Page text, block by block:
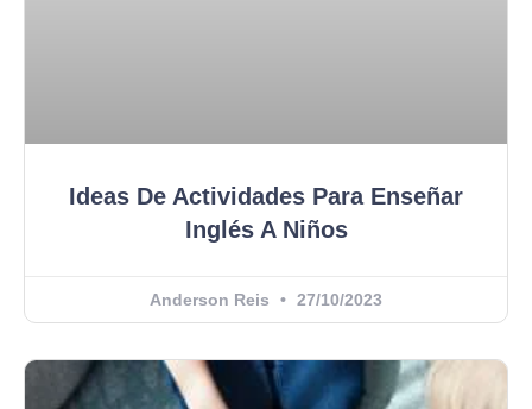
Ideas De Actividades Para Enseñar
Inglés A Niños
Anderson Reis 27/10/2023